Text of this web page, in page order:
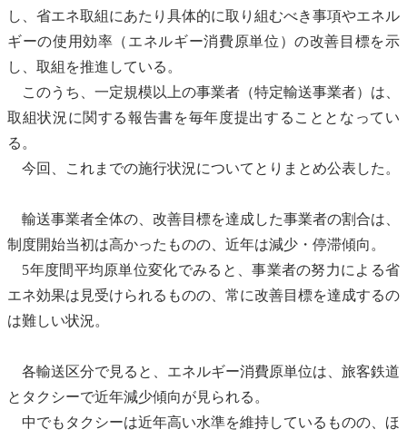
し、省エネ取組にあたり具体的に取り組むべき事項やエネル
ギーの使用効率（エネルギー消費原単位）の改善目標を示
し、取組を推進している。
このうち、一定規模以上の事業者（特定輸送事業者）は、
取組状況に関する報告書を毎年度提出することとなってい
る。
今回、これまでの施行状況についてとりまとめ公表した。
輸送事業者全体の、改善目標を達成した事業者の割合は、
制度開始当初は高かったものの、近年は減少・停滞傾向。
5年度間平均原単位変化でみると、事業者の努力による省
エネ効果は見受けられるものの、常に改善目標を達成するの
は難しい状況。
各輸送区分で見ると、エネルギー消費原単位は、旅客鉄道
とタクシーで近年減少傾向が見られる。
中でもタクシーは近年高い水準を維持しているものの、ほ